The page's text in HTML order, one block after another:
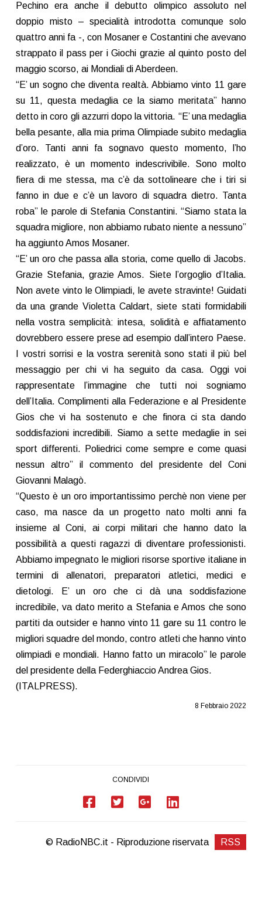
Pechino era anche il debutto olimpico assoluto nel
doppio misto – specialità introdotta comunque solo
quattro anni fa -, con Mosaner e Costantini che avevano
strappato il pass per i Giochi grazie al quinto posto del
maggio scorso, ai Mondiali di Aberdeen.
“E’ un sogno che diventa realtà. Abbiamo vinto 11 gare
su 11, questa medaglia ce la siamo meritata” hanno
detto in coro gli azzurri dopo la vittoria. “E’ una medaglia
bella pesante, alla mia prima Olimpiade subito medaglia
d’oro. Tanti anni fa sognavo questo momento, l’ho
realizzato, è un momento indescrivibile. Sono molto
fiera di me stessa, ma c’è da sottolineare che i tiri si
fanno in due e c’è un lavoro di squadra dietro. Tanta
roba” le parole di Stefania Constantini. “Siamo stata la
squadra migliore, non abbiamo rubato niente a nessuno”
ha aggiunto Amos Mosaner.
“E’ un oro che passa alla storia, come quello di Jacobs.
Grazie Stefania, grazie Amos. Siete l’orgoglio d’Italia.
Non avete vinto le Olimpiadi, le avete stravinte! Guidati
da una grande Violetta Caldart, siete stati formidabili
nella vostra semplicità: intesa, solidità e affiatamento
dovrebbero essere prese ad esempio dall’intero Paese.
I vostri sorrisi e la vostra serenità sono stati il più bel
messaggio per chi vi ha seguito da casa. Oggi voi
rappresentate l’immagine che tutti noi sogniamo
dell’Italia. Complimenti alla Federazione e al Presidente
Gios che vi ha sostenuto e che finora ci sta dando
soddisfazioni incredibili. Siamo a sette medaglie in sei
sport differenti. Poliedrici come sempre e come quasi
nessun altro” il commento del presidente del Coni
Giovanni Malagò.
“Questo è un oro importantissimo perchè non viene per
caso, ma nasce da un progetto nato molti anni fa
insieme al Coni, ai corpi militari che hanno dato la
possibilità a questi ragazzi di diventare professionisti.
Abbiamo impegnato le migliori risorse sportive italiane in
termini di allenatori, preparatori atletici, medici e
dietologi. E’ un oro che ci dà una soddisfazione
incredibile, va dato merito a Stefania e Amos che sono
partiti da outsider e hanno vinto 11 gare su 11 contro le
migliori squadre del mondo, contro atleti che hanno vinto
olimpiadi e mondiali. Hanno fatto un miracolo” le parole
del presidente della Federghiaccio Andrea Gios.
(ITALPRESS).
8 Febbraio 2022
CONDIVIDI
© RadioNBC.it - Riproduzione riservata RSS